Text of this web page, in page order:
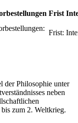
Frist
Frist:
der Philosophie unter
neben
zum 2. Weltkrieg.